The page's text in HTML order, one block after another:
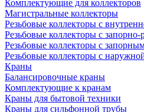
Комплектующие для коллекторов
Магистральные коллекторы
Резьбовые коллекторы с
Резьбовые коллекторы с
Резьбовые коллекторы с
Резьбовые коллекторы с
Краны
Балансировочные краны
Комплектующие к кранам
Краны для бытовой техники
Краны для сильфонной трубы